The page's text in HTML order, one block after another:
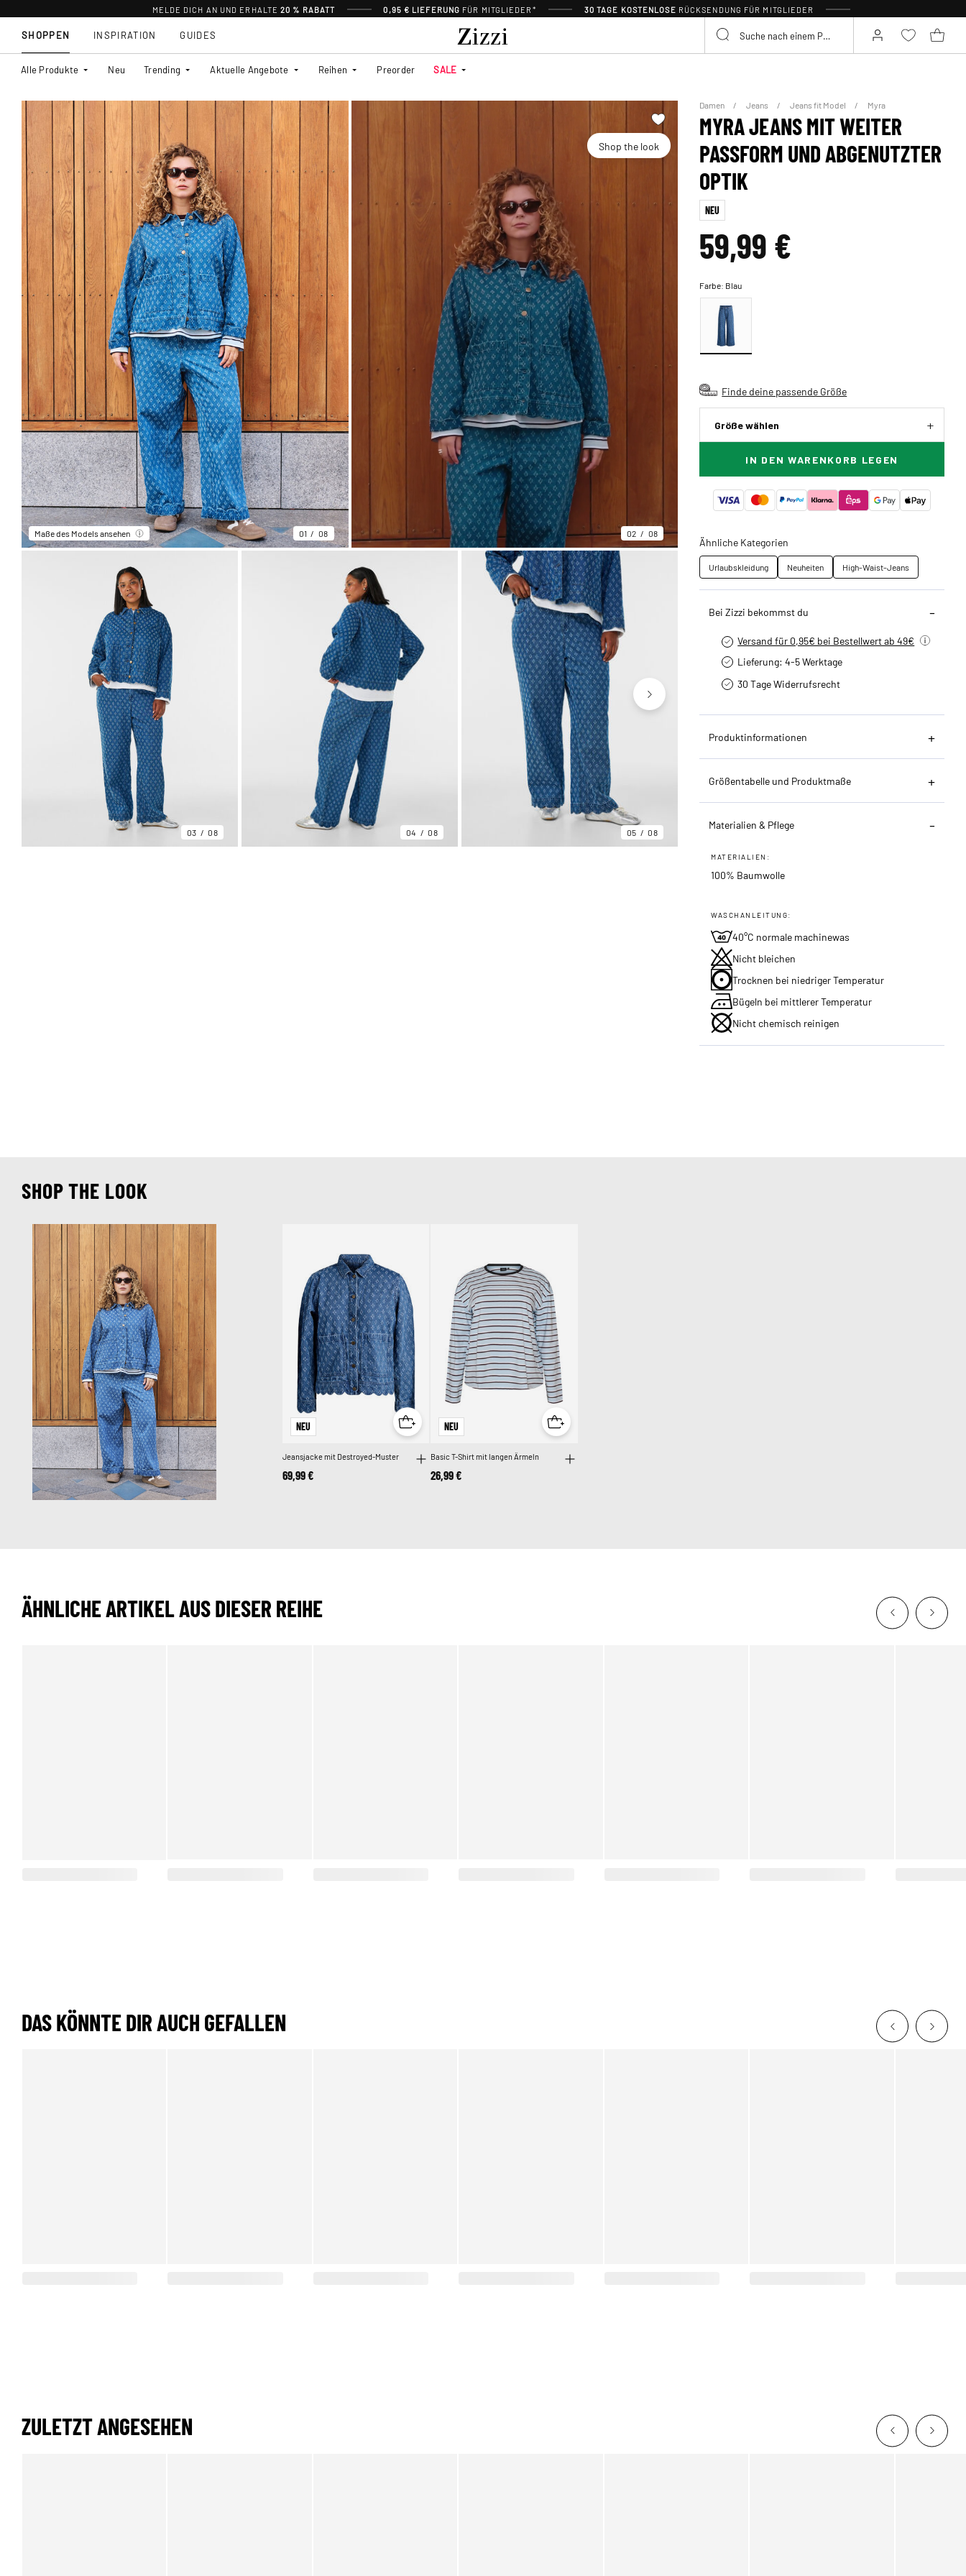
MELDE DICH AN UND ERHALTE20 % RABATT 0,95 € LIEFERUNG FÜR MITGLIEDER* 30 TAGE KOSTENLOSE RÜCKSENDUNG FÜR MITGLIEDER
SHOPPEN
Alle Produkte Neu Trending Aktuelle Angebote Reihen Preorder SALE
INSPIRATION GUIDES
Shop the look
Maße des Models ansehen 01 08 02 08
03 08 04 08 05 08
Damen Jeans Jeans fit Model Myra
MYRA JEANS MIT WEITER
PASSFORM UND ABGENUTZTER
OPTIK
NEU
59,99 €
Farbe: Blau
Finde deine passende Größe
Größe wählen
IN DEN WARENKORB LEGEN
Ähnliche Kategorien
Urlaubskleidung Neuheiten High-Waist-Jeans
Bei Zizzi bekommst du
Versand für 0,95€ bei Bestellwert ab 49€
Lieferung: 4-5 Werktage
30 Tage Widerrufsrecht
Produktinformationen
Größentabelle und Produktmaße
Materialien & Pflege
MATERIALIEN:
100% Baumwolle
WASCHANLEITUNG:
40°C normale machinewas
Nicht bleichen
Trocknen bei niedriger Temperatur
Bügeln bei mittlerer Temperatur
Nicht chemisch reinigen
SHOP THE LOOK
NEU
Jeansjacke mit Destroyed-Muster
69,99 €
NEU
Basic T-Shirt mit langen Ärmeln
26,99 €
ÄHNLICHE ARTIKEL AUS DIESER REIHE
DAS KÖNNTE DIR AUCH GEFALLEN
ZULETZT ANGESEHEN